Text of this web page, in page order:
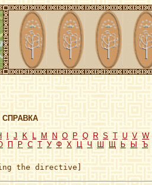
СПРАВКА
I J K L M N O P Q R S T U V W
П Р С Т У Ф Х Ц Ч Ш Щ Ь Ы Ъ